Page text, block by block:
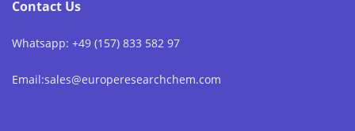
Contact Us
Whatsapp: +49 (157) 833 582 97
Email:sales@europeresearchchem.com